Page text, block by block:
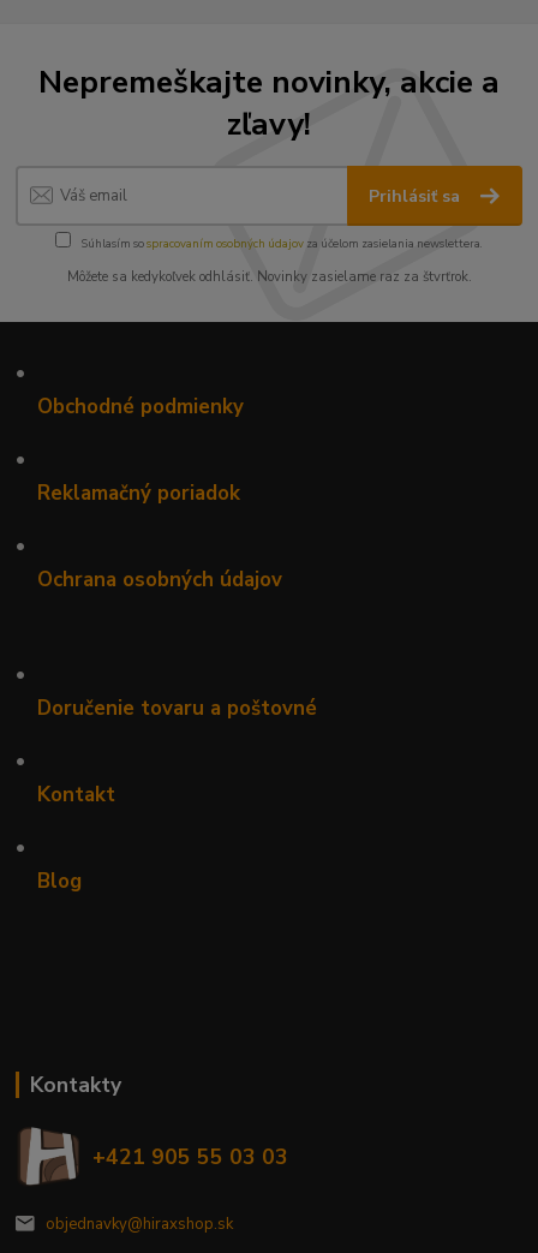
Nepremeškajte novinky, akcie a
zľavy!
Prihlásiť sa
Súhlasím sospracovaním osobných údajov za účelom zasielania newslettera.
Môžete sa kedykoľvek odhlásiť. Novinky zasielame raz za štvrťrok.
•
Obchodné podmienky
•
Reklamačný poriadok
•
Ochrana osobných údajov
•
Doručenie tovaru a poštovné
•
Kontakt
•
Blog
Kontakty
+421 905 55 03 03
objednavky@hiraxshop.sk